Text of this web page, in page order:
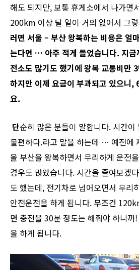
해도 되지만, 보통 휴게소에서 나가면
200km 이상 탈 일이 거의 없어서 그
러면 서울 – 부산왕복하는 비용은 얼
는다면 … 아주 적게 들었습니다. 지금
전소도 많기도 했기에 왕복 교통비만 3
하지만 이제 요금이 부과되고 있으니,
요.
단순히 많은 분들이 말합니다. 시간
불편하다.라고 말을 하는데 … 예전에
울 부산을 왕복하면서 무리하게 운전
경우도 많았습니다. 시간을 줄여보겠
도 했는데, 전기차로 넘어오면서 무리
안전운전을 하게 됩니다. 무조건
면 충전을 30분 정도는 해줘야 하니까
을 하게 됩니다.